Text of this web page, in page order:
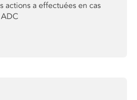
actions a effectuées en cas